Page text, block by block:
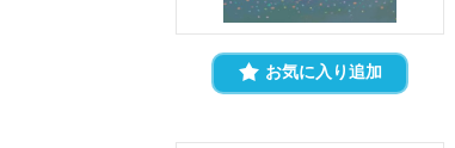
お気に入り追加